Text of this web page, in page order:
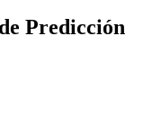
Predicción